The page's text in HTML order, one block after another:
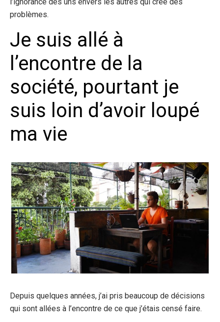
problèmes.
Je suis allé à
l’encontre de la
société, pourtant je
suis loin d’avoir loupé
ma vie
Depuis quelques années, j’ai pris beaucoup de décisions
qui sont allées à l’encontre de ce que j’étais censé faire.